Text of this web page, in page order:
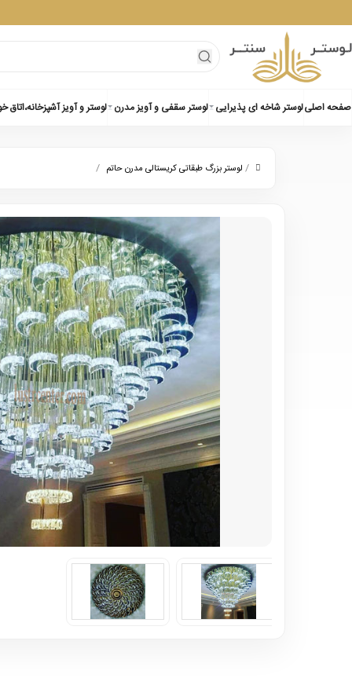
صفحه اصلیلوستر شاخه ای پذیرایی لوستر سقفی و آویز مدرن لوستر و آویز آشپزخانه،اتاق
/ لوستر بزرگ طبقاتی کریستالی مدرن حاتم /